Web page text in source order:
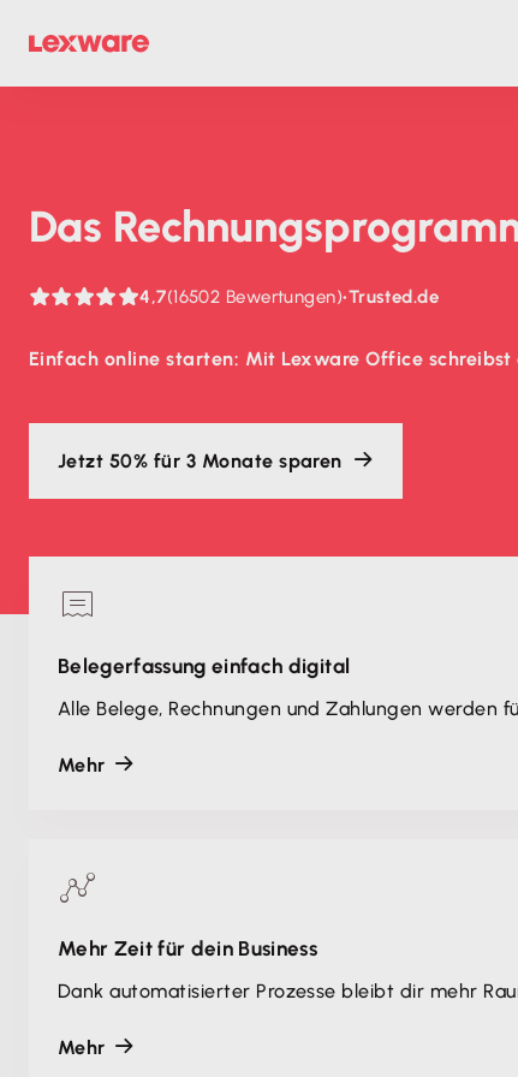
Das
4,7(16502 Bewertungen)•Trusted.de
Einfach online starten: Mit Lexware Office
Jetzt 50% für 3 Monate sparen
Belegerfassung einfach digital
Alle Belege, Rechnungen und Zahlungen werden
Mehr
Mehr Zeit für dein Business
Dank automatisierter Prozesse bleibt dir mehr
Mehr